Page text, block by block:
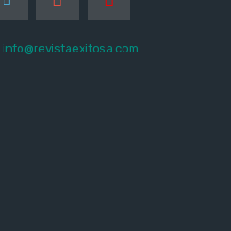
info@revistaexitosa.com